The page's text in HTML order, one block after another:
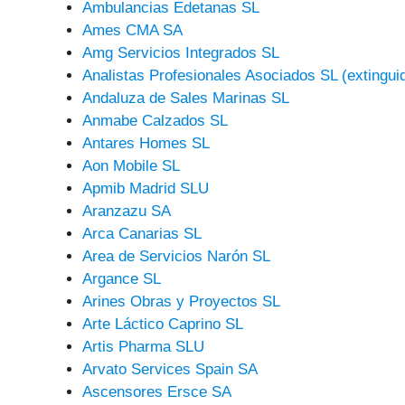
Ambulancias Edetanas SL
Ames CMA SA
Amg Servicios Integrados SL
Analistas Profesionales Asociados SL
Andaluza de Sales Marinas SL
Anmabe Calzados SL
Antares Homes SL
Aon Mobile SL
Apmib Madrid SLU
Aranzazu SA
Arca Canarias SL
Area de Servicios Narón SL
Argance SL
Arines Obras y Proyectos SL
Arte Láctico Caprino SL
Artis Pharma SLU
Arvato Services Spain SA
Ascensores Ersce SA